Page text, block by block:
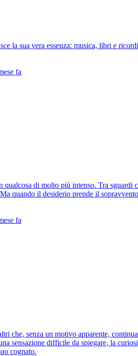
la sua vera essenza: musica, libri e
fa
qualcosa di molto più intenso. Tra
quando il desiderio prende il
fa
che, senza un motivo apparente,
sensazione difficile da spiegare, la
cognato.